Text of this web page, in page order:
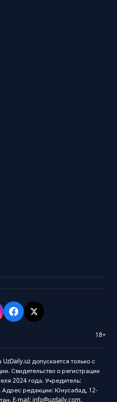
18+
допускается только с
Свидетельство о регистрации
2024 года. Учредитель:
Адрес редакции: Юнусабад, 12-
E-mail: info@uzdaily.com.